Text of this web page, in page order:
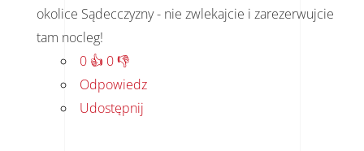
okolice Sądecczyzny - nie zwlekajcie i zarezerwujcie
tam nocleg!
0 👍 0👎
Odpowiedz
Udostępnij